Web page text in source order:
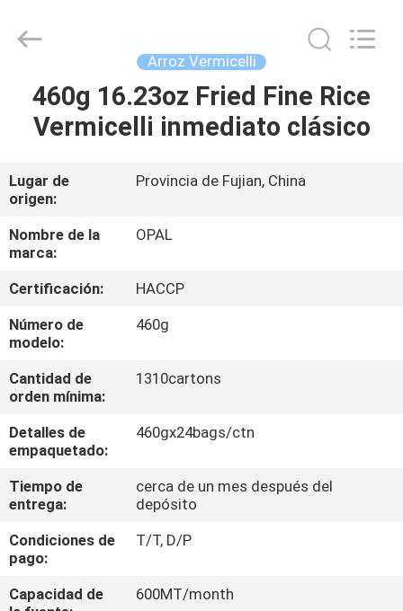
HOGAR
SOBRE
NOSOTROS
VIAJE
DE
FÁBRICA
CONTROL
DE
CALIDAD
ÉNTRENOS
EN
Rights
Arroz Vermicelli
460g 16.23oz Fried Fine Rice
Vermicelli inmediato clásico
Lugar de
origen:
Provincia de Fujian, China
Nombre de la
marca:
OPAL
Certificación:
HACCP
Número de
modelo:
460g
Cantidad de
orden mínima:
1310cartons
Detalles de
empaquetado:
460gx24bags/ctn
Tiempo de
entrega:
cerca de un mes después del
depósito
Condiciones de
pago:
T/T, D/P
Capacidad de
600MT/month